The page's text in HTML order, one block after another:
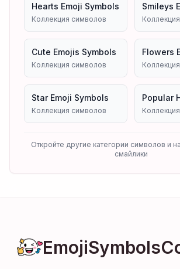
Hearts Emoji Symbols
Коллекция символов
Cute Emojis Symbols
Коллекция символов
Star Emoji Symbols
Коллекция символов
Откройте другие категории символов и
смайлики